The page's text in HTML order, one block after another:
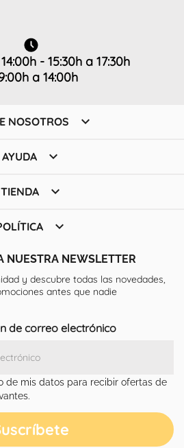
- 15:30h a 17:30h
a 14:00h
NOSOTROS 
AYUDA 
TIENDA 

NUESTRA NEWSLETTER
y descubre todas las novedades,
antes que nadie
de correo electrónico
de mis datos para recibir ofertas de